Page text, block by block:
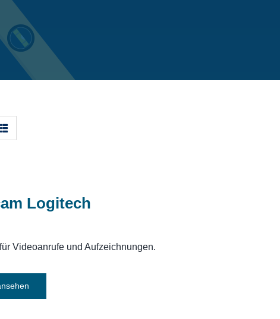
in die Hand. Kommunikative Gimmicks & coole Gadgets
Logitech
Videoanrufe und Aufzeichnungen.